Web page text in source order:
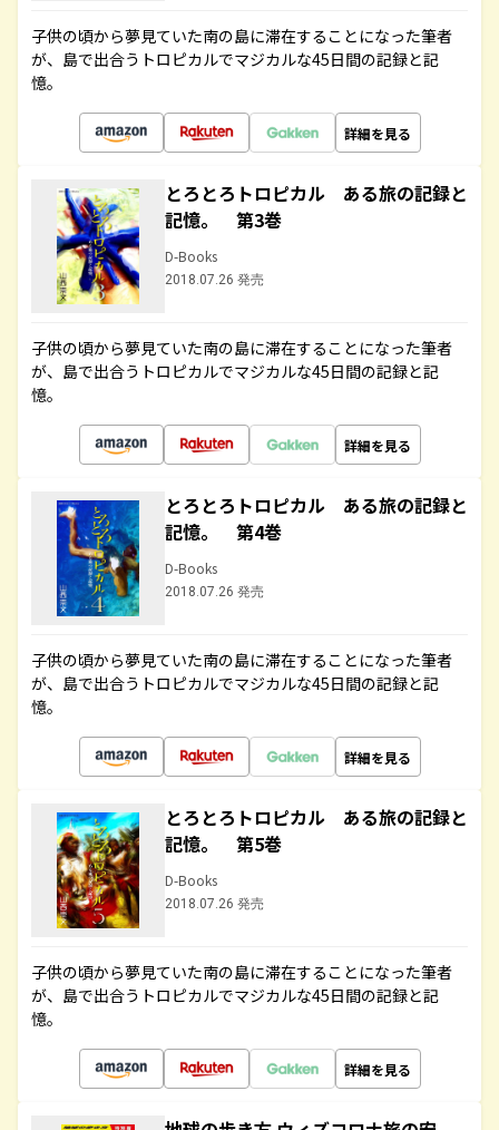
子供の頃から夢見ていた南の島に滞在することになった筆者
が、島で出合うトロピカルでマジカルな45日間の記録と記
憶。
詳細を見る
とろとろトロピカル ある旅の記録と
記憶。 第3巻
D-Books
2018.07.26 発売
子供の頃から夢見ていた南の島に滞在することになった筆者
が、島で出合うトロピカルでマジカルな45日間の記録と記
憶。
詳細を見る
とろとろトロピカル ある旅の記録と
記憶。 第4巻
D-Books
2018.07.26 発売
子供の頃から夢見ていた南の島に滞在することになった筆者
が、島で出合うトロピカルでマジカルな45日間の記録と記
憶。
詳細を見る
とろとろトロピカル ある旅の記録と
記憶。 第5巻
D-Books
2018.07.26 発売
子供の頃から夢見ていた南の島に滞在することになった筆者
が、島で出合うトロピカルでマジカルな45日間の記録と記
憶。
詳細を見る